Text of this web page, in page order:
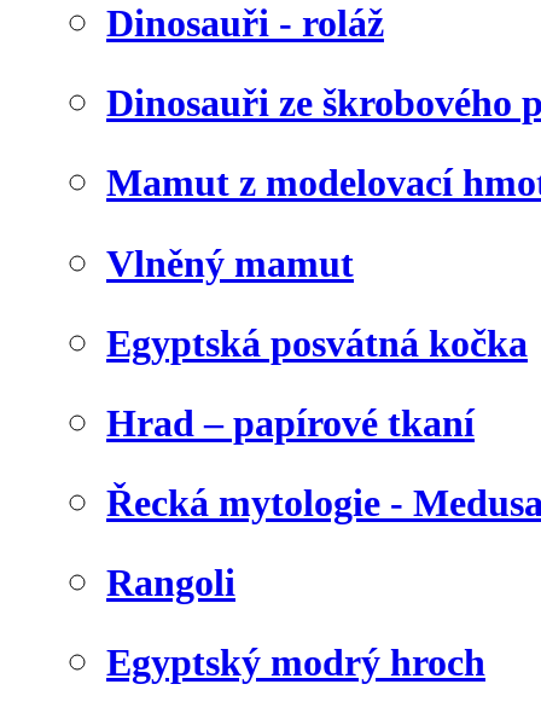
Dinosauři - roláž
Dinosauři ze škrobového
Mamut z modelovací
Vlněný mamut
Egyptská posvátná kočka
Hrad – papírové tkaní
Řecká mytologie -
Rangoli
Egyptský modrý hroch